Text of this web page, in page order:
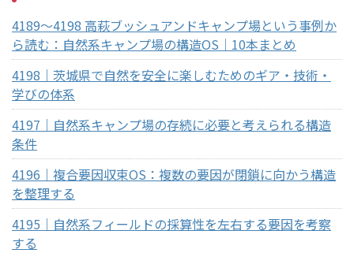
4189～4198 高萩ブッシュアンドキャンプ場という事例か
ら読む：自然系キャンプ場の構造OS｜10本まとめ
4198｜茨城県で自然を安全に楽しむためのギア・技術・
学びの体系
4197｜自然系キャンプ場の存続に必要と考えられる構造
条件
4196｜複合要因収束OS：複数の要因が閉鎖に向かう構造
を整理する
4195｜自然系フィールドの採算性を左右する要因を考察
する